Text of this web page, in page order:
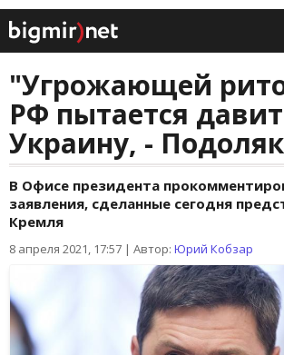
"Угрожающей
РФ пытается
Украину, - Подоляк
В Офисе президента
заявления, сделанные сегодня
Кремля
8 апреля 2021, 17:57 | Автор: Юрий Кобзар